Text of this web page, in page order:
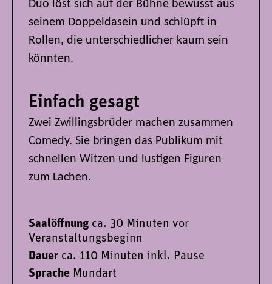
Duo löst sich auf der Bühne bewusst aus
seinem Doppeldasein und schlüpft in
Rollen, die unterschiedlicher kaum sein
könnten.
Einfach gesagt
Zwei Zwillingsbrüder machen zusammen
Comedy. Sie bringen das Publikum mit
schnellen Witzen und lustigen Figuren
zum Lachen.
Saalöffnung ca. 30 Minuten vor
Veranstaltungsbeginn
Dauer ca. 110 Minuten inkl. Pause
Sprache Mundart